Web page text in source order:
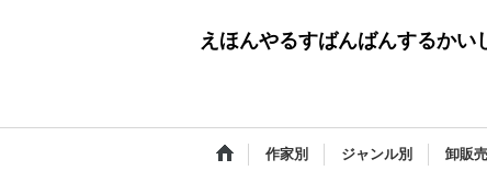
えほんやるすばんばんするかい
作家別 ジャンル別 卸販